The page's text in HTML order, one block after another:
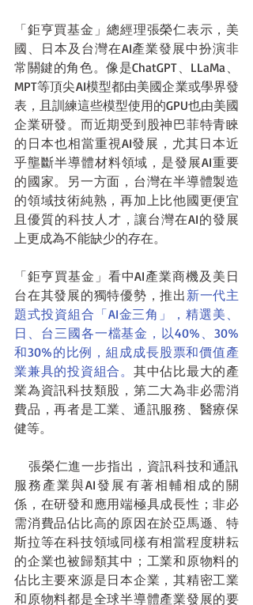
「鉅亨買基金」總經理張榮仁表示，美
國、日本及台灣在AI產業發展中扮演非
常關鍵的角色。像是ChatGPT、LLaMa、
MPT等頂尖AI模型都由美國企業或學界發
表，且訓練這些模型使用的GPU也由美國
企業研發。而近期受到股神巴菲特青睞
的日本也相當重視AI發展，尤其日本近
乎壟斷半導體材料領域，是發展AI重要
的國家。另一方面，台灣在半導體製造
的領域技術純熟，再加上比他國更便宜
且優質的科技人才，讓台灣在AI的發展
上更成為不能缺少的存在。
「鉅亨買基金」看中AI產業商機及美日
台在其發展的獨特優勢，推出 新一代主
題式投資組合「AI金三角」，精選美、
日、台三國各一檔基金，以40%、30%
和30%的比例，組成成長股票和價值產
業兼具的投資組合。 其中佔比最大的產
業為資訊科技類股，第二大為非必需消
費品，再者是工業、通訊服務、醫療保
健等。
    張榮仁進一步指出，資訊科技和通訊
服務產業與AI發展有著相輔相成的關
係，在研發和應用端極具成長性；非必
需消費品佔比高的原因在於亞馬遜、特
斯拉等在科技領域同樣有相當程度耕耘
的企業也被歸類其中；工業和原物料的
佔比主要來源是日本企業，其精密工業
和原物料都是全球半導體產業發展的要